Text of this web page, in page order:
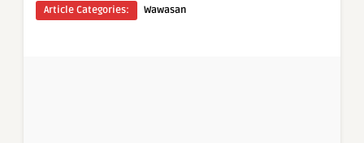
Article Categories:
Wawasan